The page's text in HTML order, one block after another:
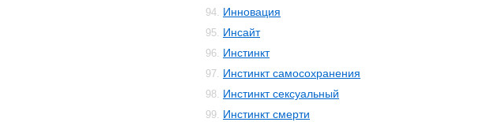
94. Инновация
95. Инсайт
96. Инстинкт
97. Инстинкт самосохранения
98. Инстинкт сексуальный
99. Инстинкт смерти